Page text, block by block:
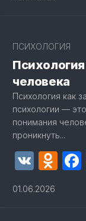
ПСИХОЛОГИЯ
человека
Психология как
психологии —
понимания
проникнуть...
VK
01.06.2026